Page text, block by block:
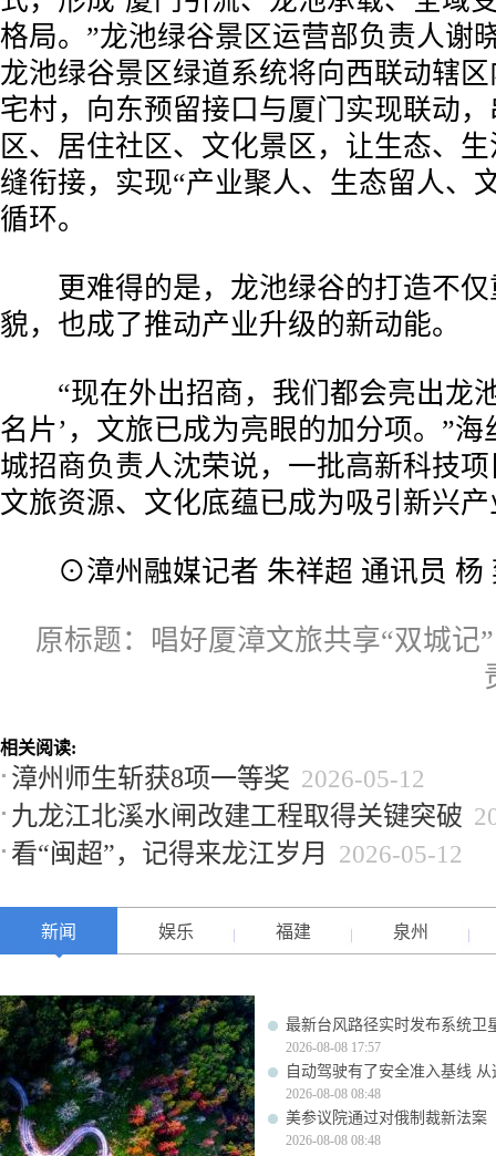
格局。”龙池绿谷景区运营部负责人谢
龙池绿谷景区绿道系统将向西联动辖
宅村，向东预留接口与厦门实现联动
区、居住社区、文化景区，让生态、
缝衔接，实现“产业聚人、生态留人、
循环。
更难得的是，龙池绿谷的打造不仅
貌，也成了推动产业升级的新动能。
“现在外出招商，我们都会亮出龙
名片’，文旅已成为亮眼的加分项。”海
城招商负责人沈荣说，一批高新科技
文旅资源、文化底蕴已成为吸引新兴
⊙漳州融媒记者 朱祥超 通讯员 杨
原标题：唱好厦漳文旅共享“双城记”
相关阅读:
漳州师生斩获8项一等奖 2026-05-12
九龙江北溪水闸改建工程取得关键突破
看“闽超”，记得来龙江岁月 2026-05-12
新闻 娱乐 福建 泉州
最新台风路径实时发布系统卫
2026-08-08 17:57
自动驾驶有了安全准入基线
2026-08-08 08:48
美参议院通过对俄制裁新法案
2026-08-08 08:48